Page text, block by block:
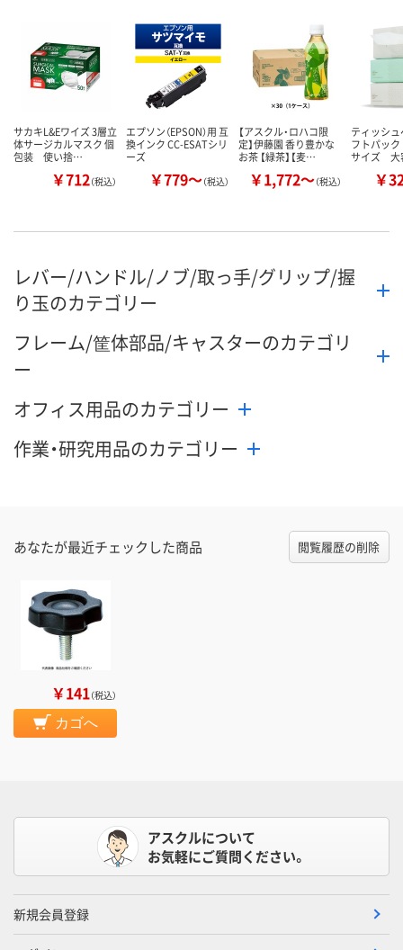
数量
カゴへ カ
サカキL&Eワイズ 3層立
体サージカルマスク 個
包装 使い捨…
￥712（税込）
エプソン（EPSON）用 互
換インク CC-ESATシリ
ーズ
￥779～（税込）
【アスクル・ロハコ限
定】伊藤園 香り豊かな
お茶 【緑茶】【麦…
￥1,772～（税込）
ティッシ
フトパッ
サイズ
￥
レバー/ハンドル/ノブ/取っ手/グリップ/握
り玉のカテゴリー
フレーム/筐体部品/キャスターのカテゴリ
ー
オフィス用品のカテゴリー
作業・研究用品のカテゴリー
あなたが最近チェックした商品 閲覧履歴の削除
￥141（税込）
カゴへ
アスクルについて
お気軽にご質問ください。
新規会員登録